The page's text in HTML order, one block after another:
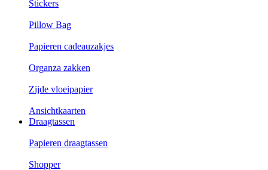
Stickers
Pillow Bag
Papieren cadeauzakjes
Organza zakken
Zijde vloeipapier
Ansichtkaarten
Draagtassen
Papieren draagtassen
Shopper